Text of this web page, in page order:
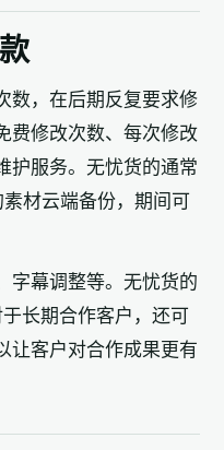
数，在后期反复要求修
费修改次数、每次修改
护服务。无忧货的通常
材云端备份，期间可
字幕调整等。无忧货的
长期合作客户，还可
让客户对合作成果更有